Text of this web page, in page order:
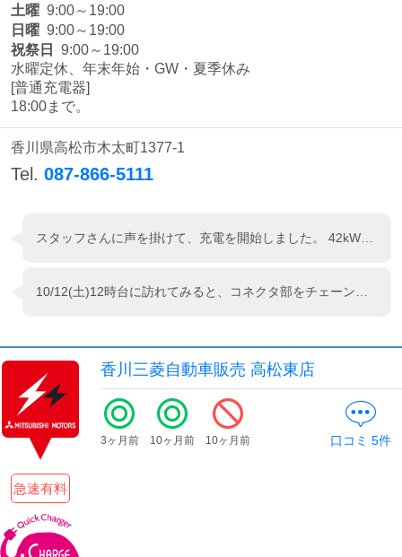
土曜 9:00～19:00
日曜 9:00～19:00
祝祭日
9:00～19:00
水曜定休、年末年始・GW・夏季休み
[普通充電器]
18:00まで。
香川県高松市木太町1377-1
Tel. 087-866-5111
スタッフさんに声を掛けて、充電を開始しました。 42kWで充電されました。 新しくなった三菱充電カードを引き続き使っていますが、充電するお店によって料金が若干違うんですね。
10/12(土)12時台に訪れてみると、コネクタ部をチェーンで施錠されていなかったのでセルフで充電開始。 手持ちの端末で確認すると、設備最大の125Aで充電が始まりました。 充電が始まったので店舗へ。 店内にいたフロントさん？に声を掛けるが相変わらずなレベルの低い対応でした。 ちなみに店舗の窓には「アウトランダーPHEVマスター在籍店」と掲示が有りました。 どんなことを教えてくれるか興味津々。
香川三菱自動車販売 高松東店
急速有料
3ヶ月前 10ヶ月前 10ヶ月前 口コミ 5件